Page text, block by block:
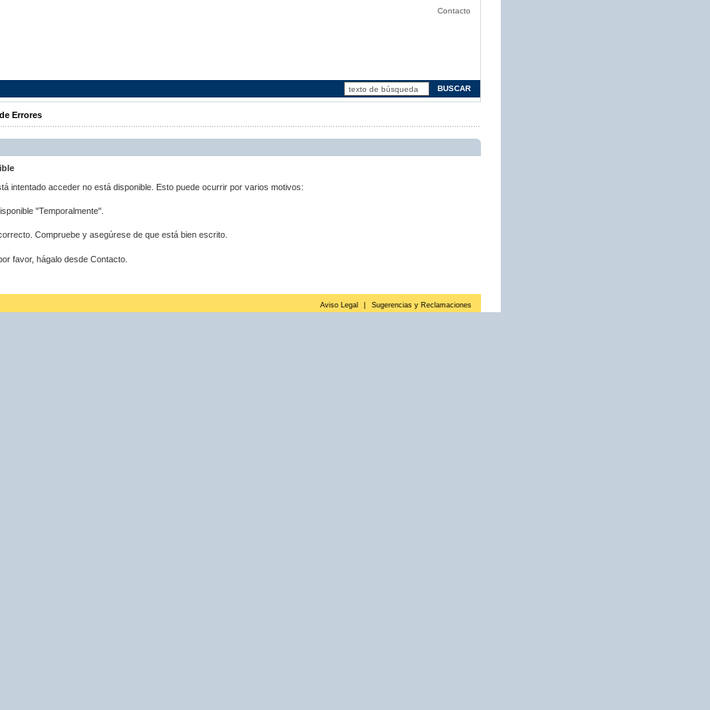
Contacto
Errores
intentado acceder no está disponible. Esto puede ocurrir por varios motivos:
"Temporalmente".
Compruebe y asegúrese de que está bien escrito.
favor, hágalo desde Contacto.
Aviso Legal Sugerencias y Reclamaciones